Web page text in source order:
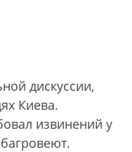
дискуссии,
Киева.
извинений у